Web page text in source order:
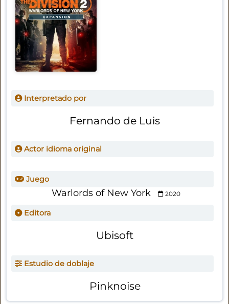
Interpretado por
Fernando de Luis
Actor idioma original
Juego
Warlords of New York 2020
Editora
Ubisoft
Estudio de doblaje
Pinknoise